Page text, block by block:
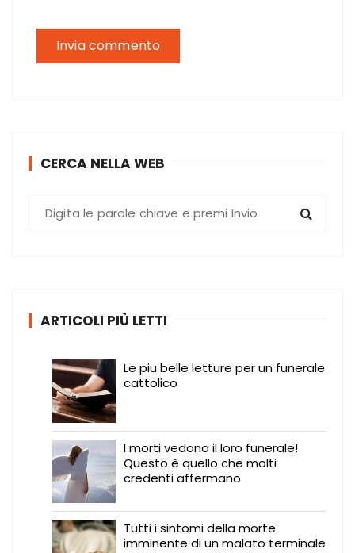
CERCA NELLA WEB
ARTICOLI PIÙ LETTI
Le piu belle letture per un funerale
cattolico
I morti vedono il loro funerale!
Questo è quello che molti
credenti affermano
Tutti i sintomi della morte
imminente di un malato terminale